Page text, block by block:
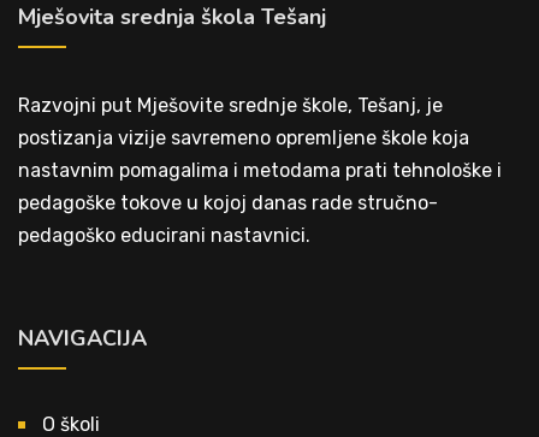
Mješovita srednja škola Tešanj
Razvojni put Mješovite srednje škole, Tešanj, je
postizanja vizije savremeno opremljene škole koja
nastavnim pomagalima i metodama prati tehnološke i
pedagoške tokove u kojoj danas rade stručno-
pedagoško educirani nastavnici.
NAVIGACIJA
O školi